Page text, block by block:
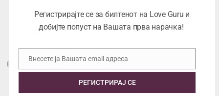
Еуропеан Траде Дооел Скопје, Варшавска 5/1 -5, 1000 Скопје,
ЕДБ 4057021558024
Регистрирајте се за билтенот на Love Guru и
добијте попуст на Вашата прва нарачка!
Email
Внесете ја Вашата email адреса
РЕГИСТРИРАЈ СЕ